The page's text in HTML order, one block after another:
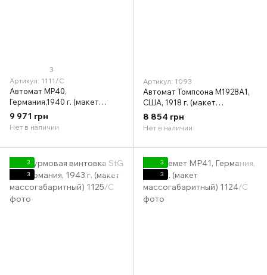
3
Артикул: 1111/C
Автомат MP40,
Германия,1940 г. (макет
массогабаритный)
9 971 грн
Нет в наличии
Артикул: 1093
Автомат Томпсона M1928A1,
США, 1918 г. (макет
массогабаритный)
8 854 грн
Нет в наличии
3
3
3
3